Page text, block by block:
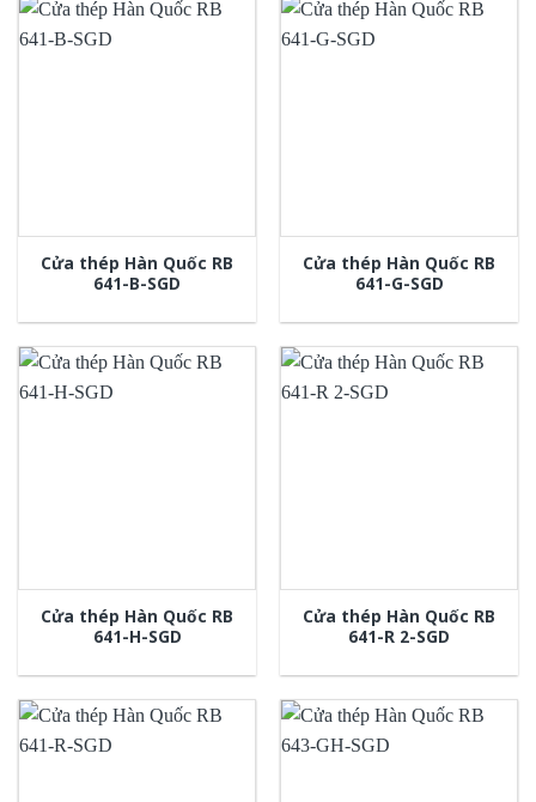
Cửa thép Hàn Quốc RB
641-B-SGD
Cửa thép Hàn Quốc RB
641-G-SGD
Cửa thép Hàn Quốc RB
641-H-SGD
Cửa thép Hàn Quốc RB
641-R 2-SGD